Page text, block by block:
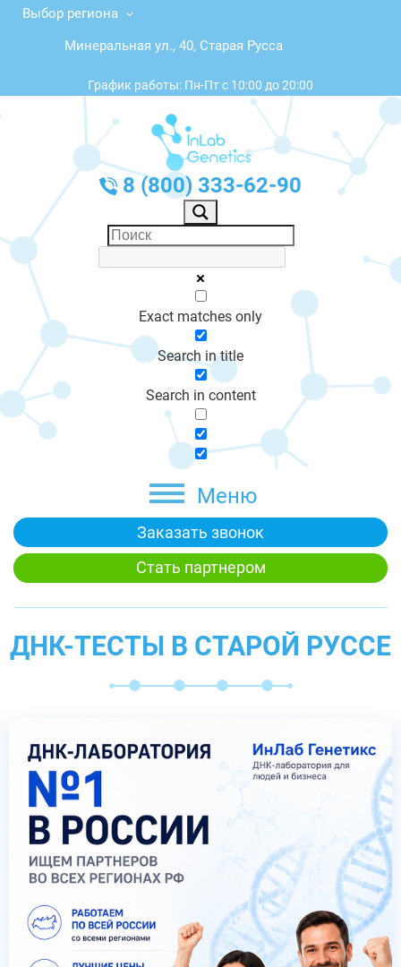
Выбор региона
Минеральная ул., 40, Старая Русса
График работы: Пн-Пт с 10:00 до 20:00
8 (800) 333-62-90
Exact matches only
Search in title
Search in content
Меню
Заказать звонок
Стать партнером
ДНК-ТЕСТЫ В СТАРОЙ РУССЕ